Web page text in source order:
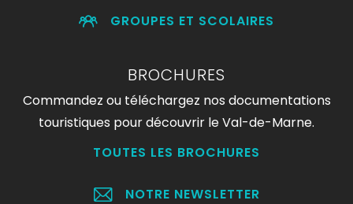
GROUPES ET SCOLAIRES
BROCHURES
Commandez ou téléchargez nos documentations
touristiques pour découvrir le Val-de-Marne.
TOUTES LES BROCHURES
NOTRE NEWSLETTER